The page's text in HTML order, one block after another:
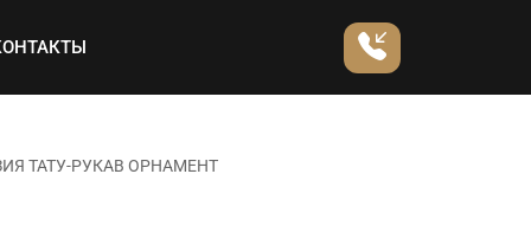
ТАТУ-РУКАВ ОРНАМЕНТ